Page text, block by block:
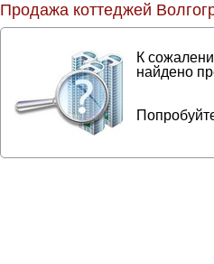
Продажа коттеджей
К
найдено